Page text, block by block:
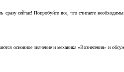
сейчас! Попробуйте все, что считаете
основное значение и механика «Вознесения» и